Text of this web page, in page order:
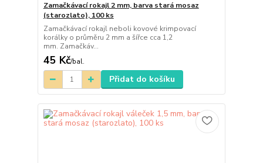
Zamačkávací rokajl 2 mm, barva stará mosaz
(starozlato), 100 ks
Zamačkávací rokajl neboli kovové krimpovací
korálky o průměru 2 mm a šířce cca 1,2
mm. Zamačkáv...
45 Kč/bal.
Přidat do košíku